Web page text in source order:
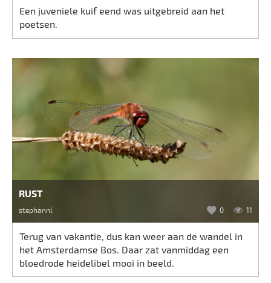
Een juveniele kuif eend was uitgebreid aan het
poetsen.
RUST
stephannl 0 11
Terug van vakantie, dus kan weer aan de wandel in
het Amsterdamse Bos. Daar zat vanmiddag een
bloedrode heidelibel mooi in beeld.